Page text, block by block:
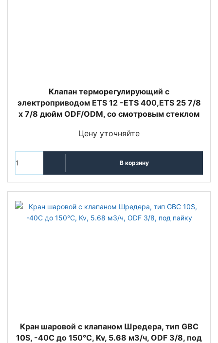
Клапан терморегулирующий с
электроприводом ETS 12 -ETS 400,ETS 25 7/8
x 7/8 дюйм ODF/ODM, со смотровым стеклом
Цену уточняйте
В корзину
Кран шаровой с клапаном Шредера, тип GBC
10S, -40С до 150°С, Kv, 5.68 м3/ч, ODF 3/8, под